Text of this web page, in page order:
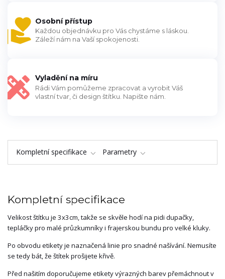
Osobní přístup
Každou objednávku pro Vás chystáme s láskou.
Záleží nám na Vaší spokojenosti.
Vyladění na míru
Rádi Vám pomůžeme zpracovat a vyrobit Váš
vlastní tvar, či design štítku. Napište nám.
Kompletní specifikace Parametry
Kompletní specifikace
Velikost štítku je 3x3cm, takže se skvěle hodí na pidi dupačky,
tepláčky pro malé průzkumníky i frajerskou bundu pro velké kluky.
Po obvodu etikety je naznačená linie pro snadné našívání. Nemusíte
se tedy bát, že štítek prošijete křivě.
Před našitím doporučujeme etikety výrazných barev přemáchnout v